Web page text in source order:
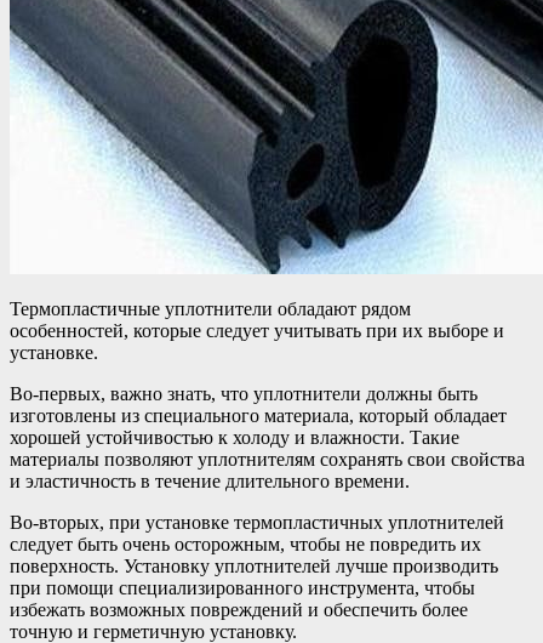
Термопластичные уплотнители обладают рядом
особенностей, которые следует учитывать при их выборе и
установке.
Во-первых, важно знать, что уплотнители должны быть
изготовлены из специального материала, который обладает
хорошей устойчивостью к холоду и влажности. Такие
материалы позволяют уплотнителям сохранять свои свойства
и эластичность в течение длительного времени.
Во-вторых, при установке термопластичных уплотнителей
следует быть очень осторожным, чтобы не повредить их
поверхность. Установку уплотнителей лучше производить
при помощи специализированного инструмента, чтобы
избежать возможных повреждений и обеспечить более
точную и герметичную установку.